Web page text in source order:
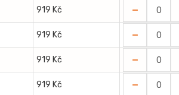
919 Kč -
919 Kč -
919 Kč -
919 Kč -